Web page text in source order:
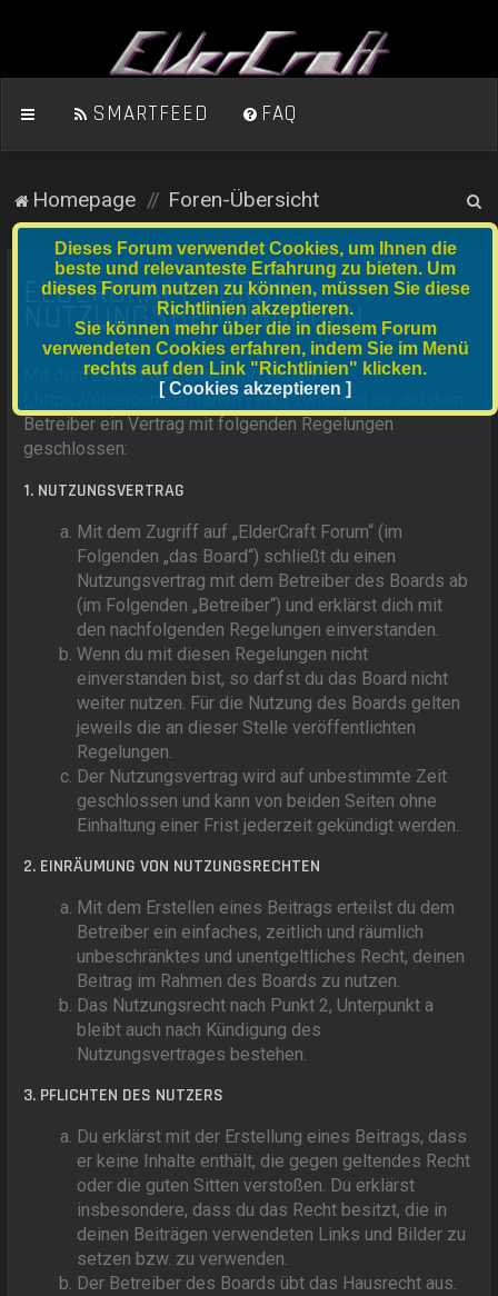
SMARTFEED FAQ
Homepage Foren-Übersicht
u
ELDERCRAFT FORUM -
NUTZUNGSBEDINGUNGEN
Mit dem Zugriff auf „ElderCraft Forum“
(„https://eldercom.de/forum“) wird zwischen dir und dem
Betreiber ein Vertrag mit folgenden Regelungen
geschlossen:
1. NUTZUNGSVERTRAG
Mit dem Zugriff auf „ElderCraft Forum“ (im
Folgenden „das Board“) schließt du einen
Nutzungsvertrag mit dem Betreiber des Boards ab
(im Folgenden „Betreiber“) und erklärst dich mit
den nachfolgenden Regelungen einverstanden.
Wenn du mit diesen Regelungen nicht
einverstanden bist, so darfst du das Board nicht
weiter nutzen. Für die Nutzung des Boards gelten
jeweils die an dieser Stelle veröffentlichten
Regelungen.
Der Nutzungsvertrag wird auf unbestimmte Zeit
geschlossen und kann von beiden Seiten ohne
Einhaltung einer Frist jederzeit gekündigt werden.
2. EINRÄUMUNG VON NUTZUNGSRECHTEN
Mit dem Erstellen eines Beitrags erteilst du dem
Betreiber ein einfaches, zeitlich und räumlich
unbeschränktes und unentgeltliches Recht, deinen
Beitrag im Rahmen des Boards zu nutzen.
Das Nutzungsrecht nach Punkt 2, Unterpunkt a
bleibt auch nach Kündigung des
Nutzungsvertrages bestehen.
3. PFLICHTEN DES NUTZERS
Du erklärst mit der Erstellung eines Beitrags, dass
er keine Inhalte enthält, die gegen geltendes Recht
oder die guten Sitten verstoßen. Du erklärst
insbesondere, dass du das Recht besitzt, die in
deinen Beiträgen verwendeten Links und Bilder zu
setzen bzw. zu verwenden.
Der Betreiber des Boards übt das Hausrecht aus.
Dieses Forum verwendet Cookies, um Ihnen die
beste und relevanteste Erfahrung zu bieten. Um
dieses Forum nutzen zu können, müssen Sie diese
Richtlinien akzeptieren.
Sie können mehr über die in diesem Forum
verwendeten Cookies erfahren, indem Sie im Menü
rechts auf den Link "Richtlinien" klicken.
[ Cookies akzeptieren ]